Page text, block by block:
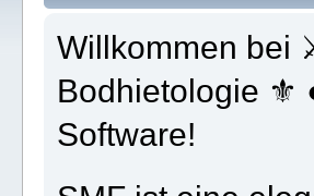
Willkommen bei
Bodhietologie ⚜
Software!